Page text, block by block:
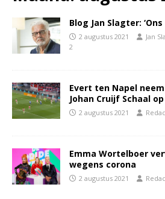
Blog Jan Slagter:
2 augustus 2021
Jan
2
Evert ten Napel
Johan Cruijf Schaal op
2 augustus 2021
Emma Wortelboer
wegens corona
2 augustus 2021